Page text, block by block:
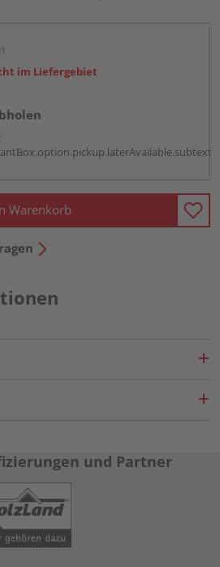
im Liefergebiet
Warenkorb
und Partner